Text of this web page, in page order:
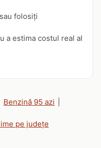
folosiți
a estima costul real al
Benzină 95 azi
pe județe